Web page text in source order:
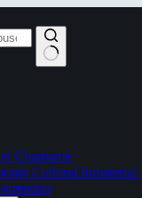
Chamamé
Cultural Inmaterial